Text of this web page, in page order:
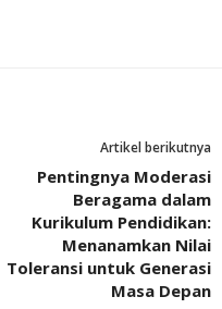
Artikel berikutnya
Pentingnya Moderasi
Beragama dalam
Kurikulum Pendidikan:
Menanamkan Nilai
Toleransi untuk Generasi
Masa Depan